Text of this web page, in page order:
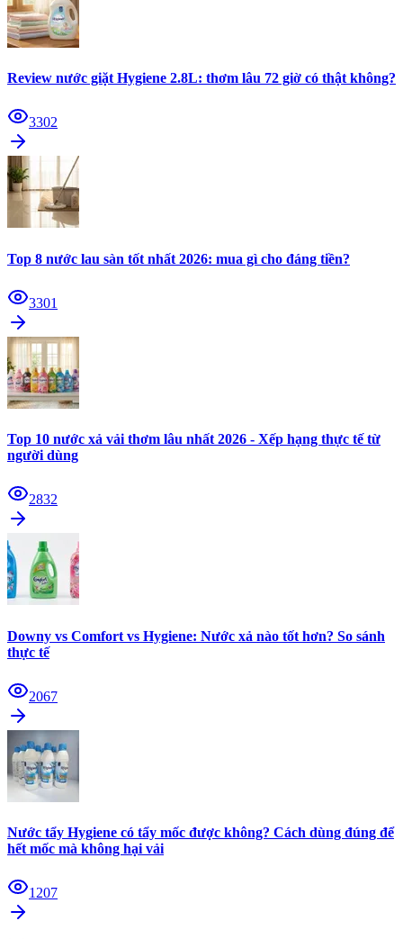
Review nước giặt Hygiene 2.8L: thơm lâu 72 giờ có thật không?
3302
Top 8 nước lau sàn tốt nhất 2026: mua gì cho đáng tiền?
3301
Top 10 nước xả vải thơm lâu nhất 2026 - Xếp hạng thực tế từ
người dùng
2832
Downy vs Comfort vs Hygiene: Nước xả nào tốt hơn? So sánh
thực tế
2067
Nước tẩy Hygiene có tẩy mốc được không? Cách dùng đúng để
hết mốc mà không hại vải
1207